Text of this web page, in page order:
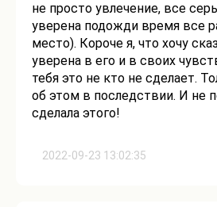
2022-09-23 13:02:35
не просто увлечение, все
уверена подожди время все
место). Короче я, что хочу
уверена в его и в своих
тебя это не кто не сделает.
об этом в последствии. И не
сделала этого!